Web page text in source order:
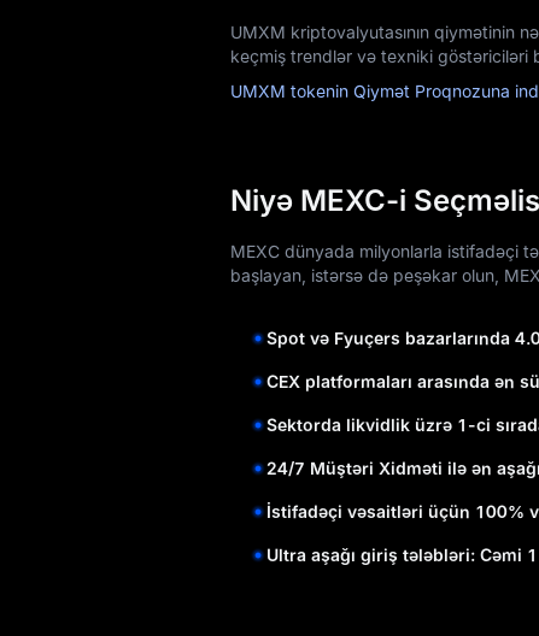
UMXM kriptovalyutasının qiymətinin
keçmiş trendlər və texniki göstəriciləri
UMXM tokenin Qiymət Proqnozuna
Niyə MEXC-i
MEXC dünyada milyonlarla istifadəçi
başlayan, istərsə də peşəkar olun,
Spot və Fyuçers bazarlarında
CEX platformaları arasında ən
Sektorda likvidlik üzrə 1-ci
24/7 Müştəri Xidməti ilə ən
İstifadəçi vəsaitləri üçün 100%
Ultra aşağı giriş tələbləri: Cəmi